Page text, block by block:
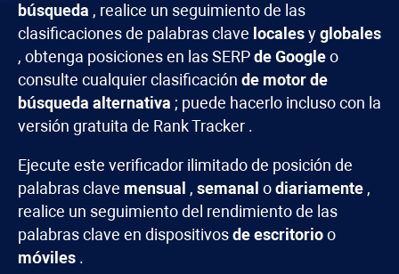
búsqueda , realice un seguimiento de las
clasificaciones de palabras clave localesyglobales
, obtenga posiciones en las SERPde Googleo
consulte cualquier clasificación de motor de
búsqueda alternativa ; puede hacerlo incluso con la
versión gratuita de Rank Tracker .
Ejecute este verificador ilimitado de posición de
palabras clave mensual , semanal odiariamente ,
realice un seguimiento del rendimiento de las
palabras clave en dispositivosde escritorioo
móviles .